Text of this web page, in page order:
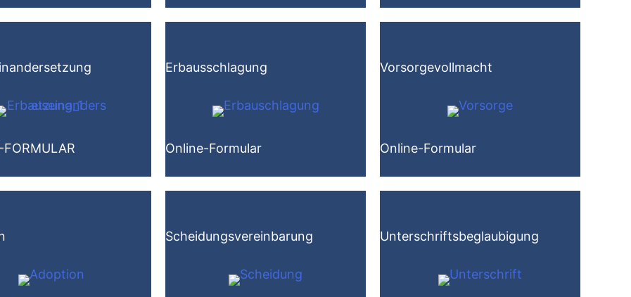
Erbausschlagung
Online-Formular
Vorsorgevollmacht
Online-Formular
Scheidungsvereinbarung Unterschriftsbeglaubigung